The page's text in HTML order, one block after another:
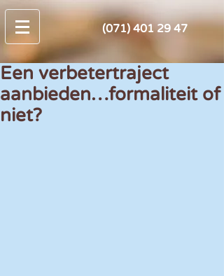
(071) 401 29 47
Een verbetertraject
aanbieden…formaliteit of
niet?